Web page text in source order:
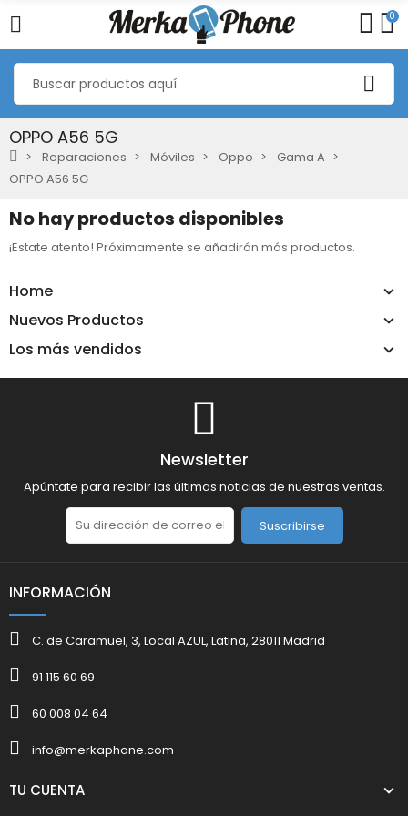
0
OPPO A56 5G
Reparaciones Móviles Oppo
Gama A
OPPO A56 5G
Home
Nuevos Productos
Los más vendidos
No hay productos disponibles
¡Estate atento! Próximamente se añadirán más productos.
Newsletter
Apúntate para recibir las últimas noticias de nuestras ventas.
Suscribirse
INFORMACIÓN
C. de Caramuel, 3, Local AZUL, Latina, 28011 Madrid
91 115 60 69
60 008 04 64
info@merkaphone.com
TU CUENTA